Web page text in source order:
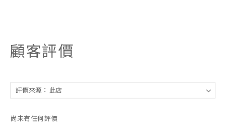
顧客評價
尚未有任何評價